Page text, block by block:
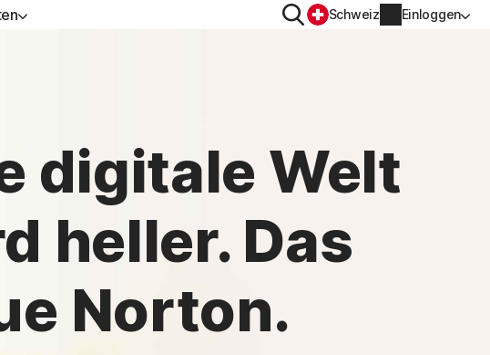
Security für
Security für iOS™
Norton AntiTrack
SuchenSchweiz Einloggen
Kontoinformationen
Rechnungsinformationen
Auftragsverlauf
digitale Welt
heller. Das
Norton.